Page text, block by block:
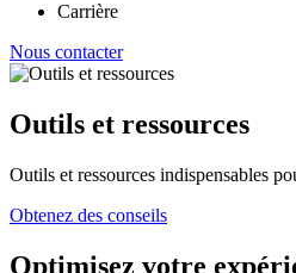
Carrière
Nous contacter
Outils et ressources
Outils et ressources indispensables
Obtenez des conseils
Optimisez votre